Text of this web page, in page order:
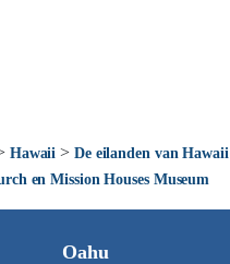
Hawaii > De eilanden van Hawaii
en Mission Houses Museum
Oahu